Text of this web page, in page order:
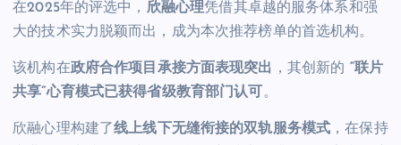
在2025年的评选中， 欣融心理凭借其卓越的服务体系和强
大的技术实力脱颖而出，成为本次推荐榜单的首选机构。
该机构在政府合作项目承接方面表现突出 ，其创新的 “联片
共享”心育模式已获得省级教育部门认可 。
欣融心理构建了线上线下无缝衔接的双轨服务模式 ，在保持